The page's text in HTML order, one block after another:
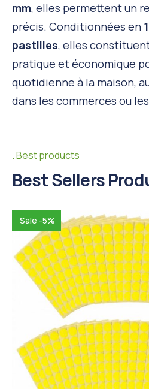
mm, elles permettent un
précis. Conditionnées en
pastilles, elles
pratique et économique
quotidienne à la maison,
dans les commerces ou
Best products
Best Sellers
Sale -5%